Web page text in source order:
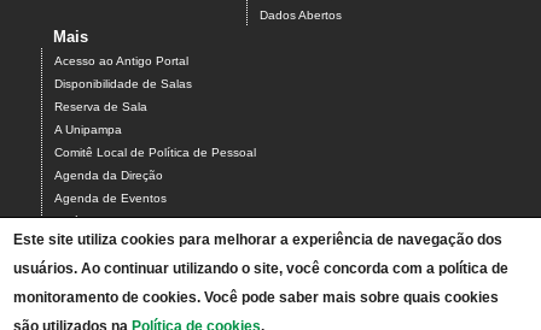
Dados Abertos
Mais
Acesso ao Antigo Portal
Disponibilidade de Salas
Reserva de Sala
A Unipampa
Comitê Local de Política de Pessoal
Agenda da Direção
Agenda de Eventos
Estágios
Relatório de Gestão
Infraestrutura do Campus
Este site utiliza cookies para melhorar a experiência de navegação dos
usuários. Ao continuar utilizando o site, você concorda com a política de
monitoramento de cookies. Você pode saber mais sobre quais cookies
são utilizados na Política de cookies.